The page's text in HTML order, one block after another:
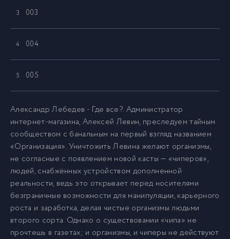
3 003
4 004
5 005
6 006
7 007
8 008
9 009
10 010
Александр Лебедев - Где все?. Администратор
интернет-магазина, Алексей Левин, преследуем тайным
сообществом с банальным на первый взгляд названием
«Организация». Уничтожить Левина желают организмы,
не согласные с появлением новой касты — «чиперов»,
людей, снабжённых устройством дополненной
реальности, ведь это открывает перед носителями
безграничные возможности для манипуляции, карьерного
роста и заработка, делая чистые организмы людьми
второго сорта. Однако о существовании «чипа» не
прочтешь в газетах; и организмы, и чиперы не действуют